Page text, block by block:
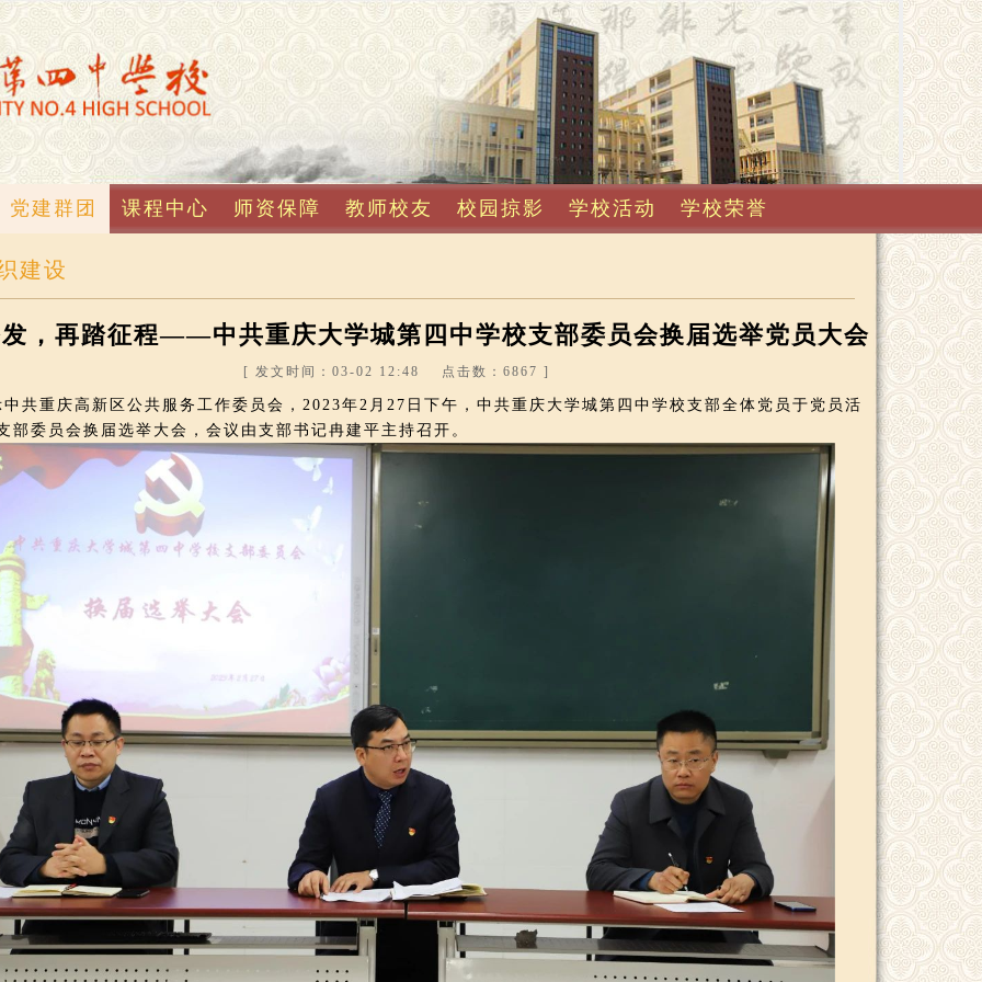
党建群团 课程中心 师资保障 教师校友 校园掠影 学校活动 学校荣誉
建设
，再踏征程——中共重庆大学城第四中学校支部委员会换届选举党员大会
[ 发文时间：03-02 12:48 点击数：6867 ]
重庆高新区公共服务工作委员会，2023年2月27日下午，中共重庆大学城第四中学校支部全体党员于党员活
部委员会换届选举大会，会议由支部书记冉建平主持召开。